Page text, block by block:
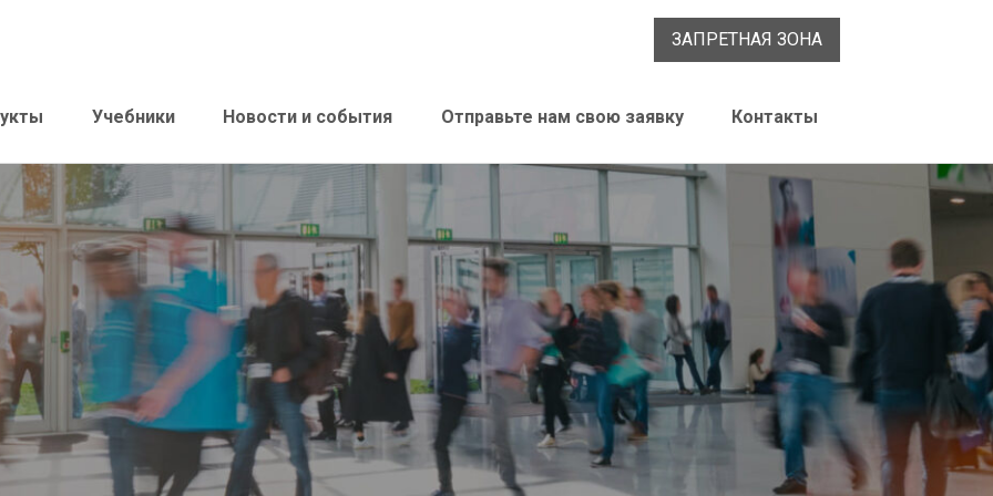
Клеи для виниловых, резиновых и лвт
покрытий
Клеи для деревянных полов
Клеи для текстильных, пвх покрытий и
линолеума
Клеи для спортивных покрытий
Герметики и монтажные клеи
Специальная линейка продуктов для
строительной отрасли
Учебники Новости и события Отправьте нам свою заявку Контакты
ЗАПРЕТНАЯ ЗОНА